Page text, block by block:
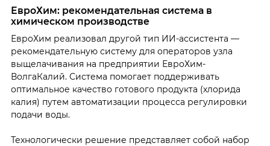
ЕвроХим: рекомендательная система в
химическом производстве
ЕвроХим реализовал другой тип ИИ-ассистента —
рекомендательную систему для операторов узла
выщелачивания на предприятии ЕвроХим-
ВолгаКалий. Система помогает поддерживать
оптимальное качество готового продукта (хлорида
калия) путем автоматизации процесса регулировки
подачи воды.
Технологически решение представляет собой набор